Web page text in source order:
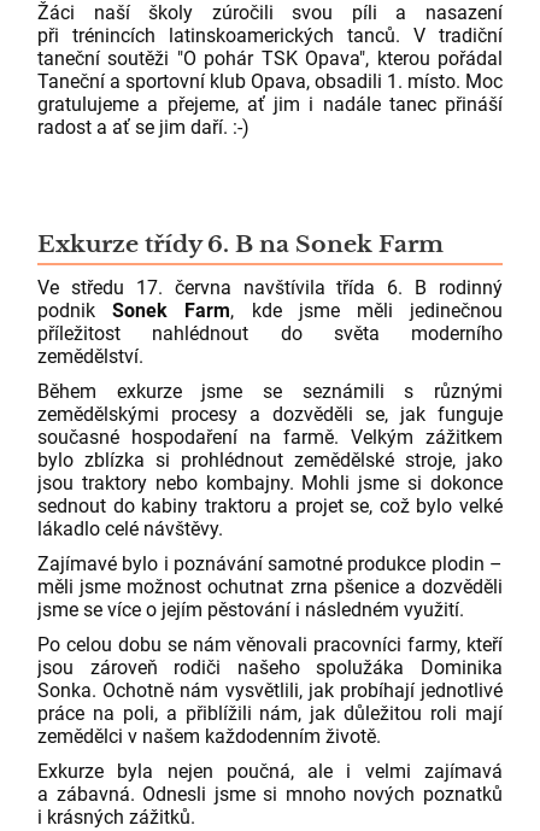
Žáci naší školy zúročili svou píli a nasazení
při trénincích latinskoamerických tanců. V tradiční
taneční soutěži "O pohár TSK Opava", kterou pořádal
Taneční a sportovní klub Opava, obsadili 1. místo. Moc
gratulujeme a přejeme, ať jim i nadále tanec přináší
radost a ať se jim daří. :-)
Exkurze třídy 6. B na Sonek Farm
Ve středu 17. června navštívila třída 6. B rodinný
podnikSonek Farm, kde jsme měli jedinečnou
příležitost nahlédnout do světa moderního
zemědělství.
Během exkurze jsme se seznámili s různými
zemědělskými procesy a dozvěděli se, jak funguje
současné hospodaření na farmě. Velkým zážitkem
bylo zblízka si prohlédnout zemědělské stroje, jako
jsou traktory nebo kombajny. Mohli jsme si dokonce
sednout do kabiny traktoru a projet se, což bylo velké
lákadlo celé návštěvy.
Zajímavé bylo i poznávání samotné produkce plodin –
měli jsme možnost ochutnat zrna pšenice a dozvěděli
jsme se více o jejím pěstování i následném využití.
Po celou dobu se nám věnovali pracovníci farmy, kteří
jsou zároveň rodiči našeho spolužáka Dominika
Sonka. Ochotně nám vysvětlili, jak probíhají jednotlivé
práce na poli, a přiblížili nám, jak důležitou roli mají
zemědělci v našem každodenním životě.
Exkurze byla nejen poučná, ale i velmi zajímavá
a zábavná. Odnesli jsme si mnoho nových poznatků
i krásných zážitků.